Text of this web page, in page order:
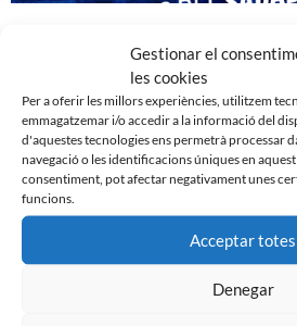
Gestionar el
les cookies
Per a oferir les millors experiències, utilitzem
emmagatzemar i/o accedir a la informació del
d'aquestes tecnologies ens permetrà processar
navegació o les identificacions úniques en
consentiment, pot afectar negativament unes
funcions.
Acceptar totes
Denegar
17 d'octubre de 2024